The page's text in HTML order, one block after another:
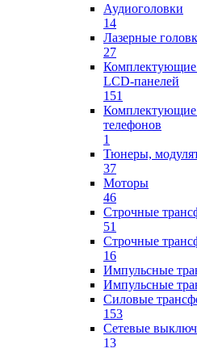
Аудиоголовки
14
Лазерные
27
Комплектующие
LCD-панелей
151
Комплектующие
телефонов
1
Тюнеры,
37
Моторы
46
Строчные
51
Строчные
16
Импульсные
Импульсные
Силовые
153
Сетевые
13